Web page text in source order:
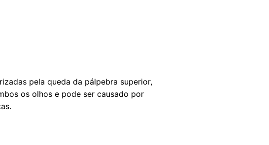
pela queda da pálpebra superior,
os olhos e pode ser causado por